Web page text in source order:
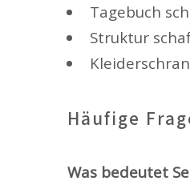
Tagebuch
Struktur
Häufige
Was bedeutet